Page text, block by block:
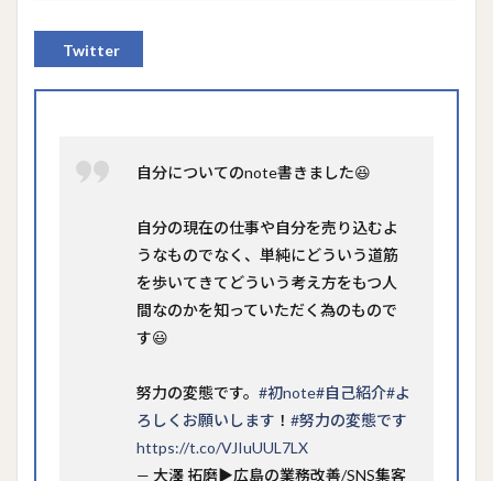
Twitter
自分についてのnote書きました😆
自分の現在の仕事や自分を売り込むよ
うなものでなく、単純にどういう道筋
を歩いてきてどういう考え方をもつ人
間なのかを知っていただく為のもので
す😃
努力の変態です。 #初note#自己紹介#よ
ろしくお願いします ！ #努力の変態です
https://t.co/VJIuUUL7LX
— 大澤 拓磨▶︎広島の業務改善/SNS集客